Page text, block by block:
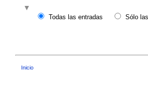
Todas las entradas
Sólo
Inicio